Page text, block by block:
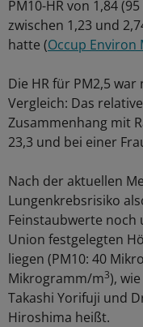
PM10-HR von 1,84
zwischen 1,23 und
hatte (Occup Environ
Die HR für PM2,5
Vergleich: Das
Zusammenhang mit
23,3 und bei einer
Nach der aktuellen
Lungenkrebsrisiko
Feinstaubwerte noch
Union festgelegten
liegen (PM10: 40
Mikrogramm/m3),
Takashi Yorifuji und
Hiroshima heißt.